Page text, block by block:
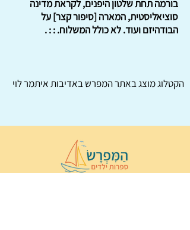
בורמה תחת שלטון היפנים, לקראת מדינה
סוציאליסטית, המארה [סיפור קצר] על
הבודהיזם ועוד. לא כולל המשלוח. : : .
הקטלוג מוצג באתרהמפרשבאדיבות איתמר לוי